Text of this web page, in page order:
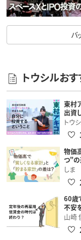
バ
トウシルお
東村
出資
トウ
物価
つ"
しま
60歳
不安
山崎